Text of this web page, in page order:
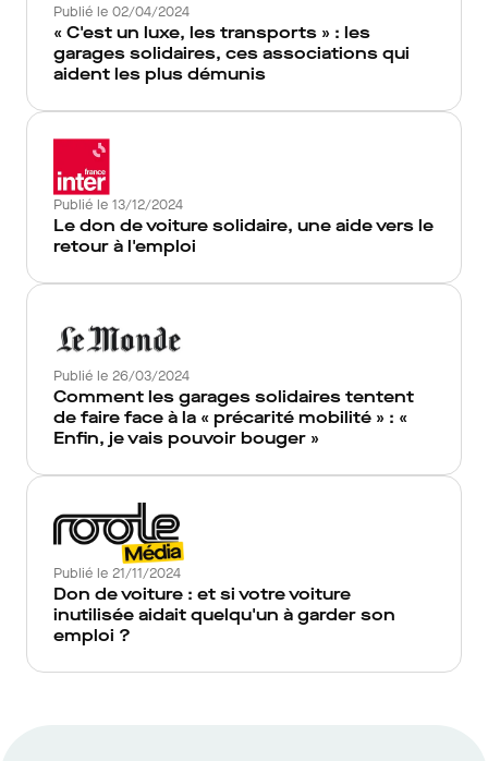
Publié le 02/04/2024
« C'est un luxe, les transports » : les
garages solidaires, ces associations qui
aident les plus démunis
Publié le 13/12/2024
Le don de voiture solidaire, une aide vers le
retour à l'emploi
Publié le 26/03/2024
Comment les garages solidaires tentent
de faire face à la « précarité mobilité » : «
Enfin, je vais pouvoir bouger »
Publié le 21/11/2024
Don de voiture : et si votre voiture
inutilisée aidait quelqu'un à garder son
emploi ?